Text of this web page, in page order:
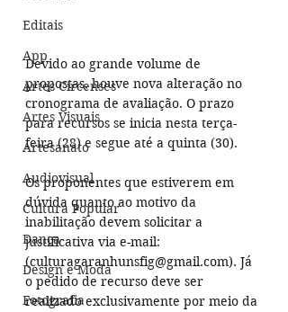
Editais
App
Artes Circenses
Artes Visuais
Artesanato
Audiovisual
Cultura Popular
Dança
Design e Moda
Fotografia
Devido ao grande volume de
propostas, houve nova alteração no
cronograma de avaliação. O prazo
para recursos se inicia nesta terça-
feira (28) e segue até a quinta (30).
Os proponentes que estiverem em
dúvida quanto ao motivo da
inabilitação devem solicitar a
justificativa via e-mail:
(culturagaranhunsfig@gmail.com). Já
o pedido de recurso deve ser
realizado exclusivamente por meio da